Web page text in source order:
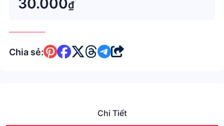
30.000₫
Chia sẻ:
Chi Tiết